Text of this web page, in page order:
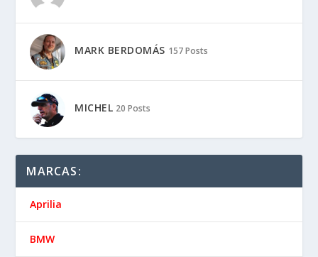
MARK BERDOMÁS 157 Posts
MICHEL 20 Posts
MARCAS:
Aprilia
BMW